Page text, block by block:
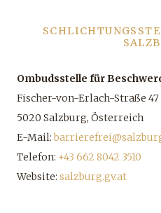
Ombudsstelle für
Fischer-von-Erlach-Straße 47
5020 Salzburg, Österreich
E-Mail:
Telefon: +43 662 8042 3510
Website: salzburg.gv.at